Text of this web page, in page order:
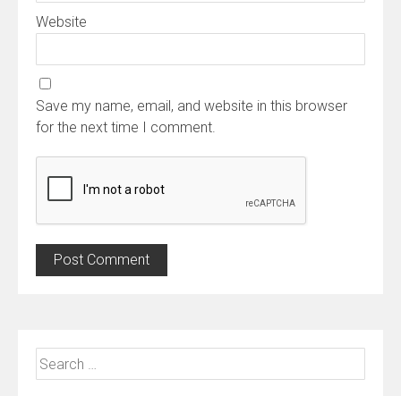
Website
Save my name, email, and website in this browser
for the next time I comment.
Search
for: